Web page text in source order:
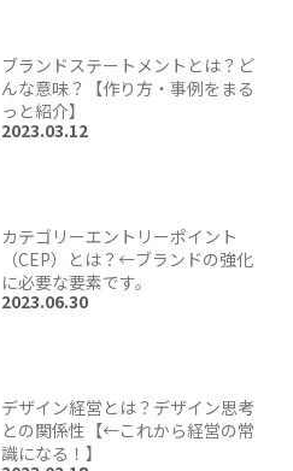
ブランドステートメントとは？ど
んな意味？【作り方・事例をまる
っと紹介】
2023.03.12
カテゴリーエントリーポイント
（CEP）とは？←ブランドの強化
に必要な要素です。
2023.06.30
デザイン経営とは？デザイン思考
との関係性【←これから経営の常
識になる！】